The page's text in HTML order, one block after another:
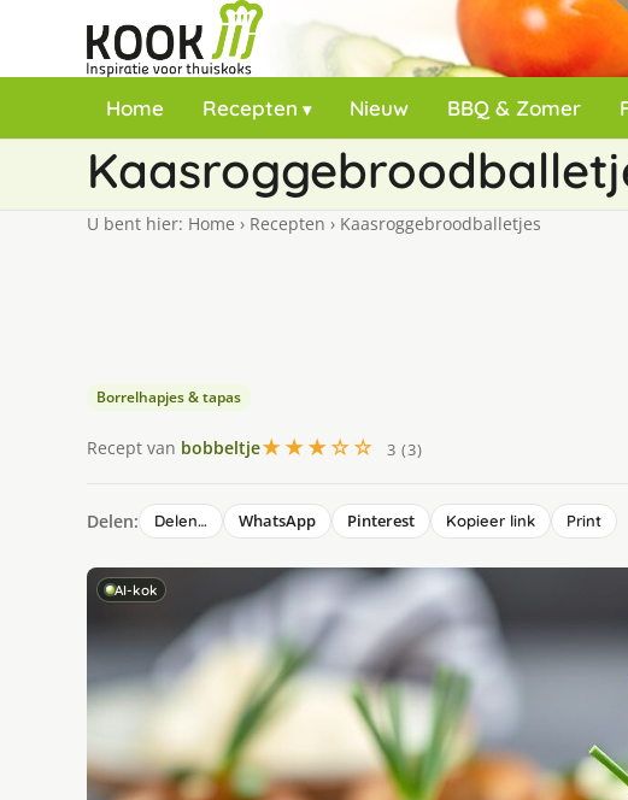
Home Recepten Nieuw BBQ & Zomer
U bent hier: Home › Recepten › Kaasroggebroodballetjes
Borrelhapjes & tapas
Recept van bobbeltje★★★☆☆ 3 (3)
Delen: Delen… WhatsApp Pinterest Kopieer link Print
AI-kok